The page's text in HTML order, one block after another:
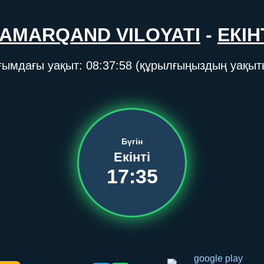
VILOYATI -
уақыт: 08:37:58 (құрылғыңыздың
Бүгін
Екінті
17:35